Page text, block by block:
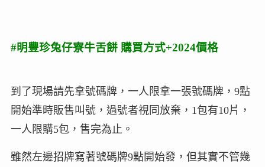
#明豐珍兔仔寮牛舌餅 購買方式+2024價格
到了現場請先拿號碼牌，一人限拿一張號碼牌，9點
開始準時販售叫號，過號者視同放棄，1包有10片，
一人限購5包，售完為止。
雖然左邊招牌寫著號碼牌9點開始發，但其實不管幾